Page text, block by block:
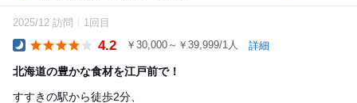
2025/12 訪問 1回目
4.2 ￥30,000～￥39,999/1人 詳細
北海道の豊かな食材を江戸前で！
すすきの駅から徒歩2分、